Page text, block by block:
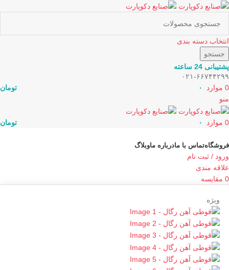
انتخاب دسته بندی
جستجو
پشتیبانی 24 ساعته
۰۲۱-۶۶۷۴۴۲۹۹
0 موارد تومان
منو
0 موارد تومان
فروشگاهتماس با مادرباره ماوبلاگ
ورود / ثبت نام
علاقه مندی
0 مقایسه
ویژه